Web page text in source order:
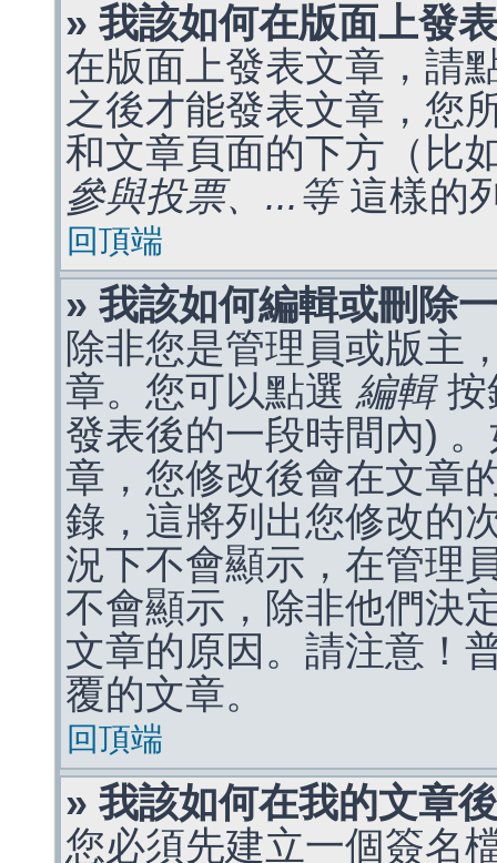
» 我該如何在版面上發
在版面上發表文章，請
之後才能發表文章，您
和文章頁面的下方（比
參與投票、...等這樣的
回頂端
» 我該如何編輯或刪除
除非您是管理員或版主
章。您可以點選 編輯按
發表後的一段時間內)
章，您修改後會在文章
錄，這將列出您修改的
況下不會顯示，在管理
不會顯示，除非他們決
文章的原因。請注意！
覆的文章。
回頂端
» 我該如何在我的文章
您必須先建立一個簽名